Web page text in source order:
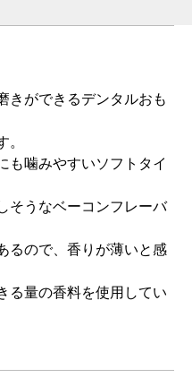
きができるデンタルおも
。
も噛みやすいソフトタイ
そうなベーコンフレーバ
るので、香りが薄いと感
る量の香料を使用してい